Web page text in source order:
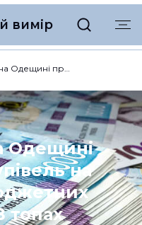
вимір
За 2023 рік на Одещині провели закупівель на 26,6 млрд бюджетних гривень. В топах найбільших витрат – безкінечні ремонти
Одещині
на
топах